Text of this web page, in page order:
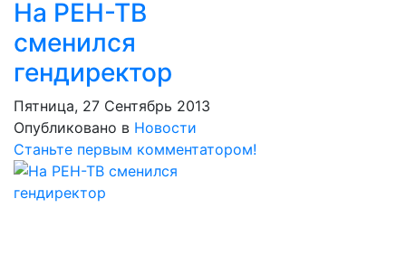
На РЕН-ТВ
сменился
гендиректор
Пятница, 27 Сентябрь 2013
Опубликовано в Новости
Станьте первым комментатором!